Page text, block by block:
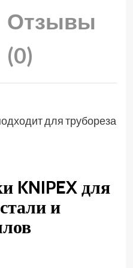
Отзывы
(0)
для трубореза
KNIPEX для
и